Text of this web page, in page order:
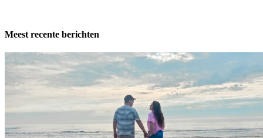
Meest recente berichten